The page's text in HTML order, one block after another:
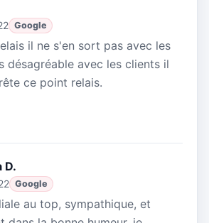
Google
il ne s'en sort pas avec les
désagréable avec les clients il
ce point relais.
D.
Google
au top, sympathique, et